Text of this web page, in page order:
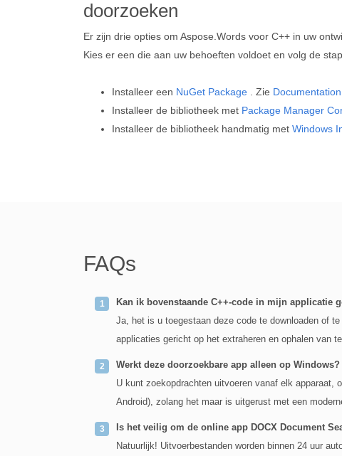
doorzoeken
Er zijn drie opties om Aspose.Words voor C++ in uw
Kies er een die aan uw behoeften voldoet en volg de
Installeer een NuGet Package . Zie Documentation
Installeer de bibliotheek met Package Manager
Installeer de bibliotheek handmatig met Windows
FAQs
Kan ik bovenstaande C++-code in mijn applicatie
Ja, het is u toegestaan deze code te downloaden of
applicaties gericht op het extraheren en ophalen van
Werkt deze doorzoekbare app alleen op Windows?
U kunt zoekopdrachten uitvoeren vanaf elk
Android), zolang het maar is uitgerust met een
Is het veilig om de online app DOCX Document
Natuurlijk! Uitvoerbestanden worden binnen 24 uur